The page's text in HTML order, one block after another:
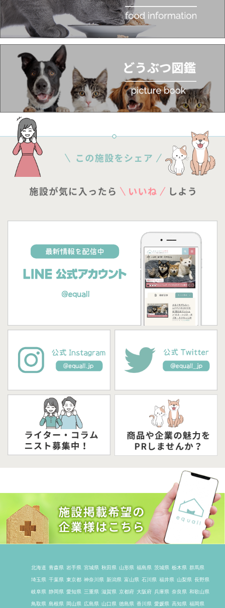
北海道 青森県 岩手県 宮城県 秋田県 山形県 福島県 茨城県 栃木県 群馬県
埼玉県 千葉県 東京都 神奈川県 新潟県 富山県 石川県 福井県 山梨県 長野県
岐阜県 静岡県 愛知県 三重県 滋賀県 京都府 大阪府 兵庫県 奈良県 和歌山県
鳥取県 島根県 岡山県 広島県 山口県 徳島県 香川県 愛媛県 高知県 福岡県